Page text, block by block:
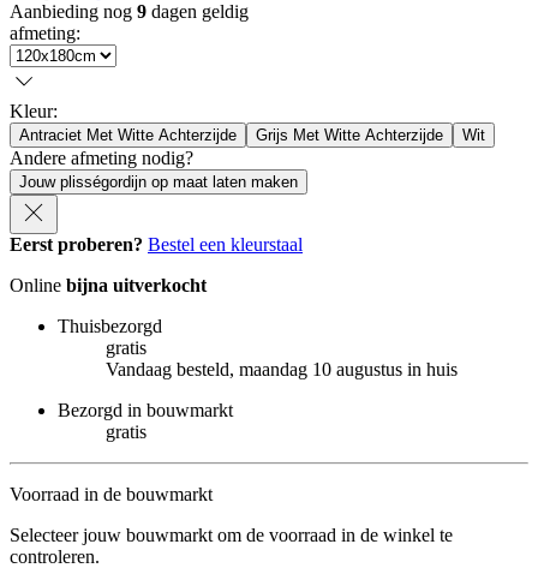
Aanbieding nog 9 dagen geldig
afmeting:
Kleur:
Antraciet Met Witte Achterzijde Grijs Met Witte Achterzijde Wit
Andere afmeting nodig?
Jouw plisségordijn op maat laten maken
Eerst proberen? Bestel een kleurstaal
Online bijna uitverkocht
Thuisbezorgd
gratis
Vandaag besteld, maandag 10 augustus in huis
Bezorgd in bouwmarkt
gratis
Voorraad in de bouwmarkt
Selecteer jouw bouwmarkt om de voorraad in de winkel te
controleren.